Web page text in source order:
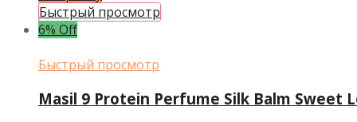
составляла
$10.36.
Быстрый просмотр
6% Off
Быстрый просмотр
Masil 9 Protein Perfume Silk Balm Sweet